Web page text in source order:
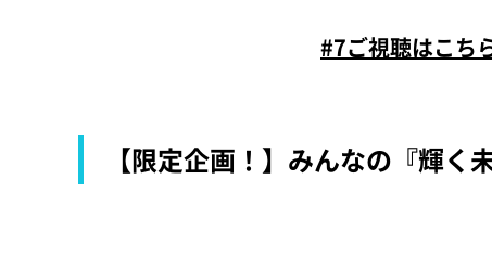
#7ご視聴はこち
【限定企画！】みんなの『輝く